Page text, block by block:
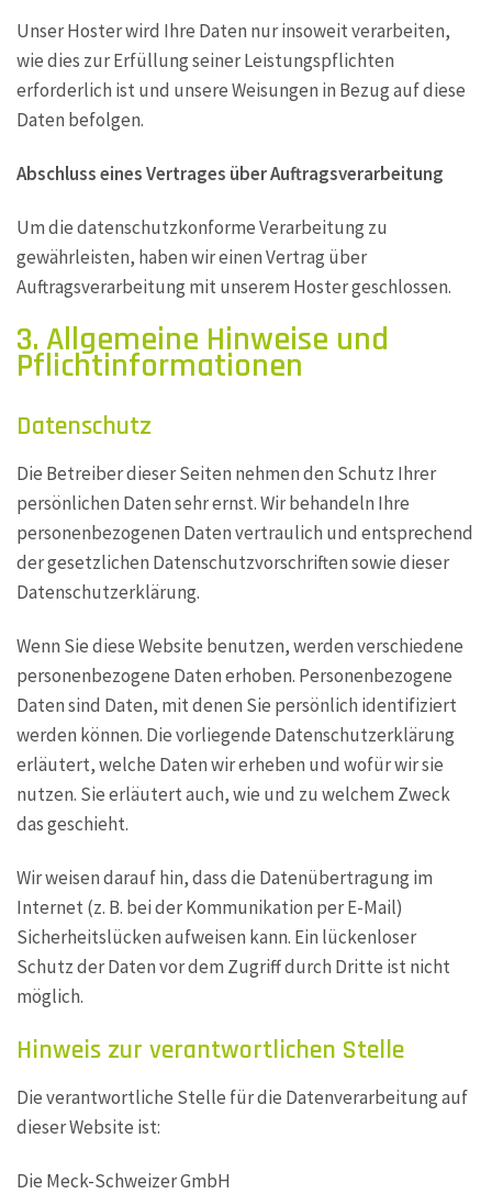
Unser Hoster wird Ihre Daten nur insoweit verarbeiten,
wie dies zur Erfüllung seiner Leistungspflichten
erforderlich ist und unsere Weisungen in Bezug auf diese
Daten befolgen.
Abschluss eines Vertrages über Auftragsverarbeitung
Um die datenschutzkonforme Verarbeitung zu
gewährleisten, haben wir einen Vertrag über
Auftragsverarbeitung mit unserem Hoster geschlossen.
3. Allgemeine Hinweise und
Pflicht­informationen
Datenschutz
Die Betreiber dieser Seiten nehmen den Schutz Ihrer
persönlichen Daten sehr ernst. Wir behandeln Ihre
personenbezogenen Daten vertraulich und entsprechend
der gesetzlichen Datenschutzvorschriften sowie dieser
Datenschutzerklärung.
Wenn Sie diese Website benutzen, werden verschiedene
personenbezogene Daten erhoben. Personenbezogene
Daten sind Daten, mit denen Sie persönlich identifiziert
werden können. Die vorliegende Datenschutzerklärung
erläutert, welche Daten wir erheben und wofür wir sie
nutzen. Sie erläutert auch, wie und zu welchem Zweck
das geschieht.
Wir weisen darauf hin, dass die Datenübertragung im
Internet (z. B. bei der Kommunikation per E-Mail)
Sicherheitslücken aufweisen kann. Ein lückenloser
Schutz der Daten vor dem Zugriff durch Dritte ist nicht
möglich.
Hinweis zur verantwortlichen Stelle
Die verantwortliche Stelle für die Datenverarbeitung auf
dieser Website ist:
Die Meck-Schweizer GmbH